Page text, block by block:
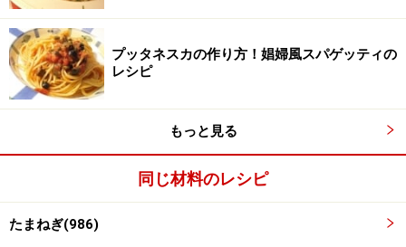
プッタネスカの作り方！娼婦風スパゲッティの
レシピ
もっと見る
同じ材料のレシピ
たまねぎ(986)